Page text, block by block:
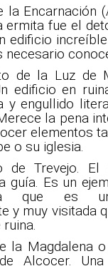
la Encarnación
ermita fue el
edificio
necesario
de la Luz de
edificio en
y engullido
la pena
elementos
o su iglesia.
de Trevejo. El
guía. Es un
que es
y muy visitada
la Magdalena
Alcocer.